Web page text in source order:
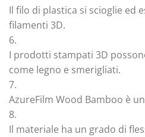
Il filo di plastica si scioglie ed
filamenti 3D.
6.
I prodotti stampati 3D
come legno e smerigliati.
7.
AzureFilm Wood Bamboo è
8.
Il materiale ha un grado di